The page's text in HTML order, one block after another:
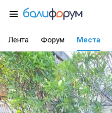
Лента Форум Места